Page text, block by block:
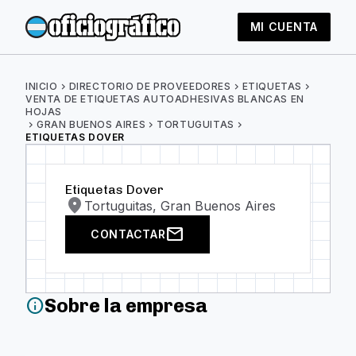
MI CUENTA
INICIO chevron_right DIRECTORIO DE PROVEEDORES chevron_right ETIQUETAS chevron_right
VENTA DE ETIQUETAS AUTOADHESIVAS BLANCAS EN
HOJAS
chevron_right GRAN BUENOS AIRES chevron_right TORTUGUITAS chevron_right
ETIQUETAS DOVER
Etiquetas Dover
location_on Tortuguitas, Gran Buenos Aires
CONTACTARmail
infoSobre la empresa